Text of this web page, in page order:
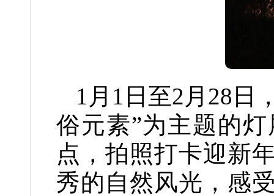
1月1日至2月28日
俗元素”为主题的
点，拍照打卡迎新
秀的自然风光， 感